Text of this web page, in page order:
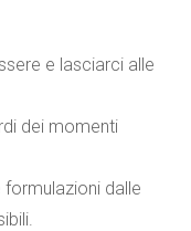
e lasciarci alle
dei momenti
dalle